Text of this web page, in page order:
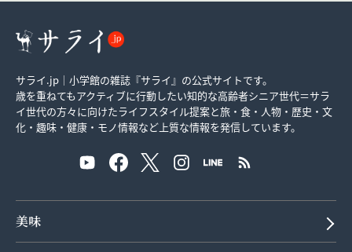
サライ.jp｜小学館の雑誌『サライ』の公式サイトです。
歳を重ねてもアクティブに行動したい知的な高齢者シニア世代＝サラ
イ世代の方々に向けたライフスタイル提案と旅・食・人物・歴史・文
化・趣味・健康・モノ情報など上質な情報を発信しています。
美味